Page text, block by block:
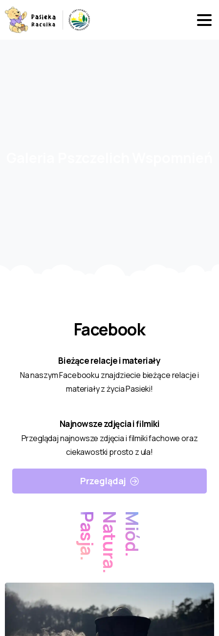
Facebook
Bieżące relacje i materiały
Na naszym Facebooku znajdziecie bieżące relacje i
materiały z życia Pasieki!
Najnowsze zdjęcia i filmiki
Przeglądaj najnowsze zdjęcia i filmiki fachowe oraz
ciekawostki prosto z ula!
Przeglądaj
Miód.
Natura.
Pasja.